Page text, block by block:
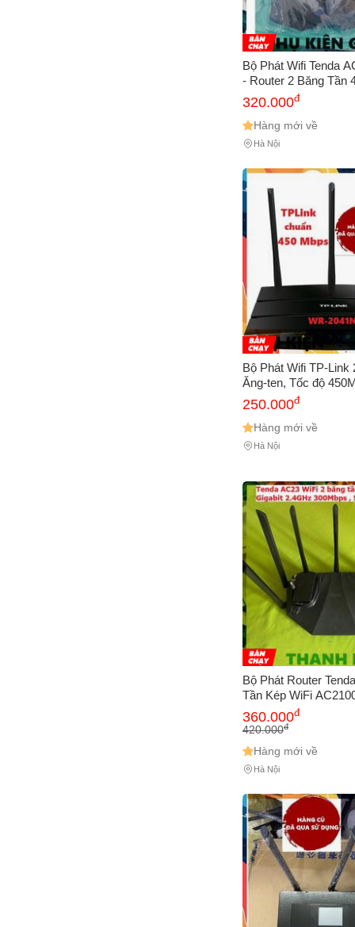
Bộ Phát Wifi Tenda
- Router 2 Băng Tần
Cao, Hỗ Trợ MU-
Sóng Wifi Đã Sử Dụng
320.000đ
Hàng mới về
Hà Nội
Bộ Phát Wifi TP-Link
Ăng-ten, Tốc độ
Khỏe, Cài Đặt Dễ
Mạng Tốt Nhất
250.000đ
Hàng mới về
Hà Nội
Bộ Phát Router
Tần Kép WiFi
Kết Nối Mạng Mạnh
5GHz, Hỗ Trợ 128
360.000đ
420.000đ
Hàng mới về
Hà Nội